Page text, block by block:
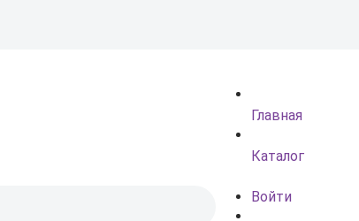
Главная
Каталог
Войти